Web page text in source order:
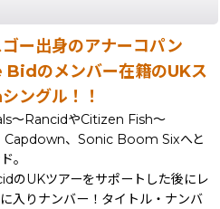
ー出身のアナーコパン
のメンバー在籍のUKス
ングル！！
〜RancidやCitizen Fish〜
、Sonic Boom Sixへと
。
のUKツアーをサポートした後にレ
入りナンバー！タイトル・ナンバ